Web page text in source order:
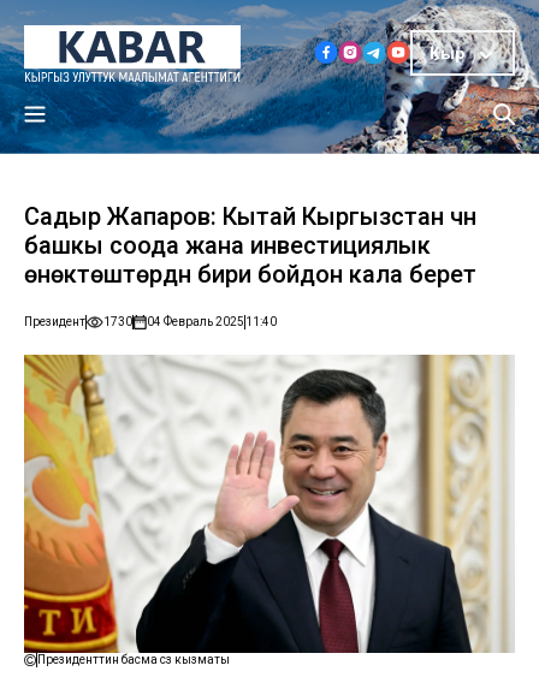
Кыр
Садыр Жапаров: Кытай Кыргызстан үчүн
башкы соода жана инвестициялык
өнөктөштөрдүн бири бойдон кала берет
Президент 1730 04 Февраль 2025 11:40
Президенттин басма сөз кызматы